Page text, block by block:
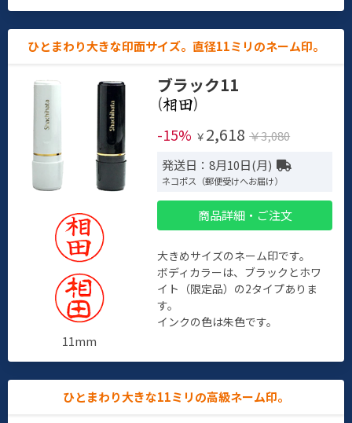
ひとまわり大きな印面サイズ。直径11ミリのネーム印。
11mm
ブラック11
(
)
-15% ￥ 2,618 ￥3,080
発送日：8月10日(月)
ネコポス（郵便受けへお届け）
商品詳細・ご注文
大きめサイズのネーム印です。
ボディカラーは、ブラックとホワ
イト（限定品）の2タイプありま
す。
インクの色は朱色です。
ひとまわり大きな11ミリの高級ネーム印。